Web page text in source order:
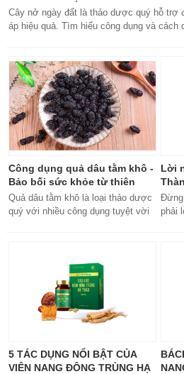
Cây nở ngày đất là thảo dược quý hỗ trợ
áp hiệu quả. Tìm hiểu công dụng và cách
Công dụng quả dâu tằm khô -
Bảo bối sức khỏe từ thiên
nhiên
Quả dâu tằm khô là loại thảo dược
quý với nhiều công dụng tuyệt vời
Lời
50
Đừng
phải
5 TÁC DỤNG NỔI BẬT CỦA
VIÊN NANG ĐÔNG TRÙNG HẠ